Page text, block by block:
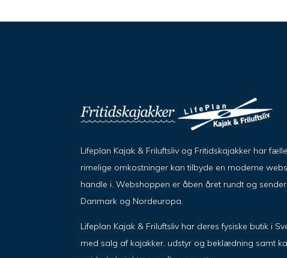
Lifeplan Kajak & Friluftsliv og Fritidskajakker har
rimelige omkostninger kan tilbyde en moderne
handle i. Webshoppen er åben året rundt og
Danmark og Nordeuropa.
Lifeplan Kajak & Friluftsliv har deres fysiske butik i
med salg af kajakker, udstyr og beklædning samt